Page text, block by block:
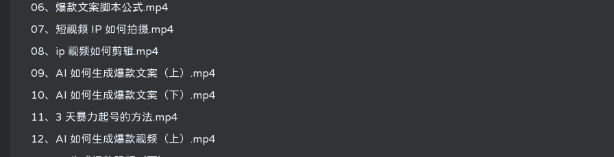
06、爆款文案脚本公式.mp4
07、短视频 IP 如何拍摄.mp4
08、ip 视频如何剪辑.mp4
09、AI 如何生成爆款文案（上）.mp4
10、AI 如何生成爆款文案（下）.mp4
11、3 天暴力起号的方法.mp4
12、AI 如何生成爆款视频（上）.mp4